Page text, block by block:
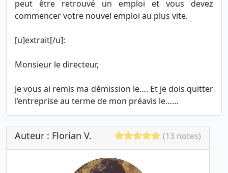
peut être retrouvé un emploi et vous devez
commencer votre nouvel emploi au plus vite.
[u]extrait[/u]:
Monsieur le directeur,
Je vous ai remis ma démission le…. Et je dois quitter
l’entreprise au terme de mon préavis le……
Auteur : Florian V. (13 notes)